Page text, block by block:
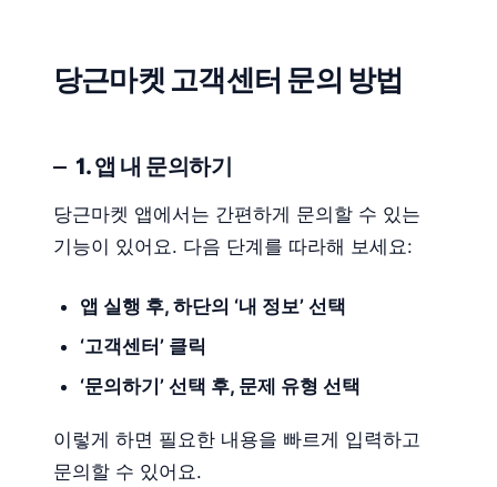
당근마켓 고객센터 문의 방법
1. 앱 내 문의하기
당근마켓 앱에서는 간편하게 문의할 수 있는
기능이 있어요. 다음 단계를 따라해 보세요:
앱 실행 후, 하단의 ‘내 정보’ 선택
‘고객센터’ 클릭
‘문의하기’ 선택 후, 문제 유형 선택
이렇게 하면 필요한 내용을 빠르게 입력하고
문의할 수 있어요.